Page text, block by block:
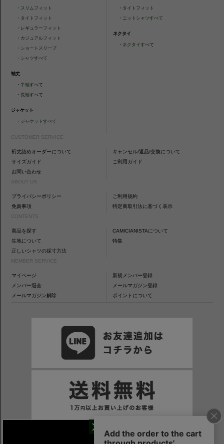
・ スリムフィット
・ タイトフィット
・ レギュラーフィット
・ カジュアルフィット
・ ショートスリーブ
・ シャツすべて
袖丈
・半袖すべて
・長袖すべて
ジャケット
・ ジャケットすべて
・ タイトフィット
・ ニットシャツすべて
ネクタイ
・ ネクタイすべて
CUSTOMER SERVICE
裄丈詰めオーダーについて
キャンセル/返品/交換について
サイズガイド
ご利用ガイド
お問い合わせ
ABOUT US
プライバシーポリシー
ご利用規約
免責事項
特定商取引法に基づく表示
CONTENTS
商品を探す
CAMICIANISTAについて
生地について
特集
正しいシャツの採寸方法
MEMBER SERVICE
マイページ
新規メンバー登録
メンバー退会
メールマガジン登録
メールマガジン解除
ポイントについて